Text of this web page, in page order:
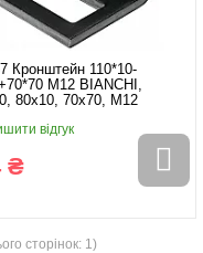
Кронштейн 110*10-
M12 BIANCHI,
80x10, 70x70, M12
відгук
₴
сторінок: 1)